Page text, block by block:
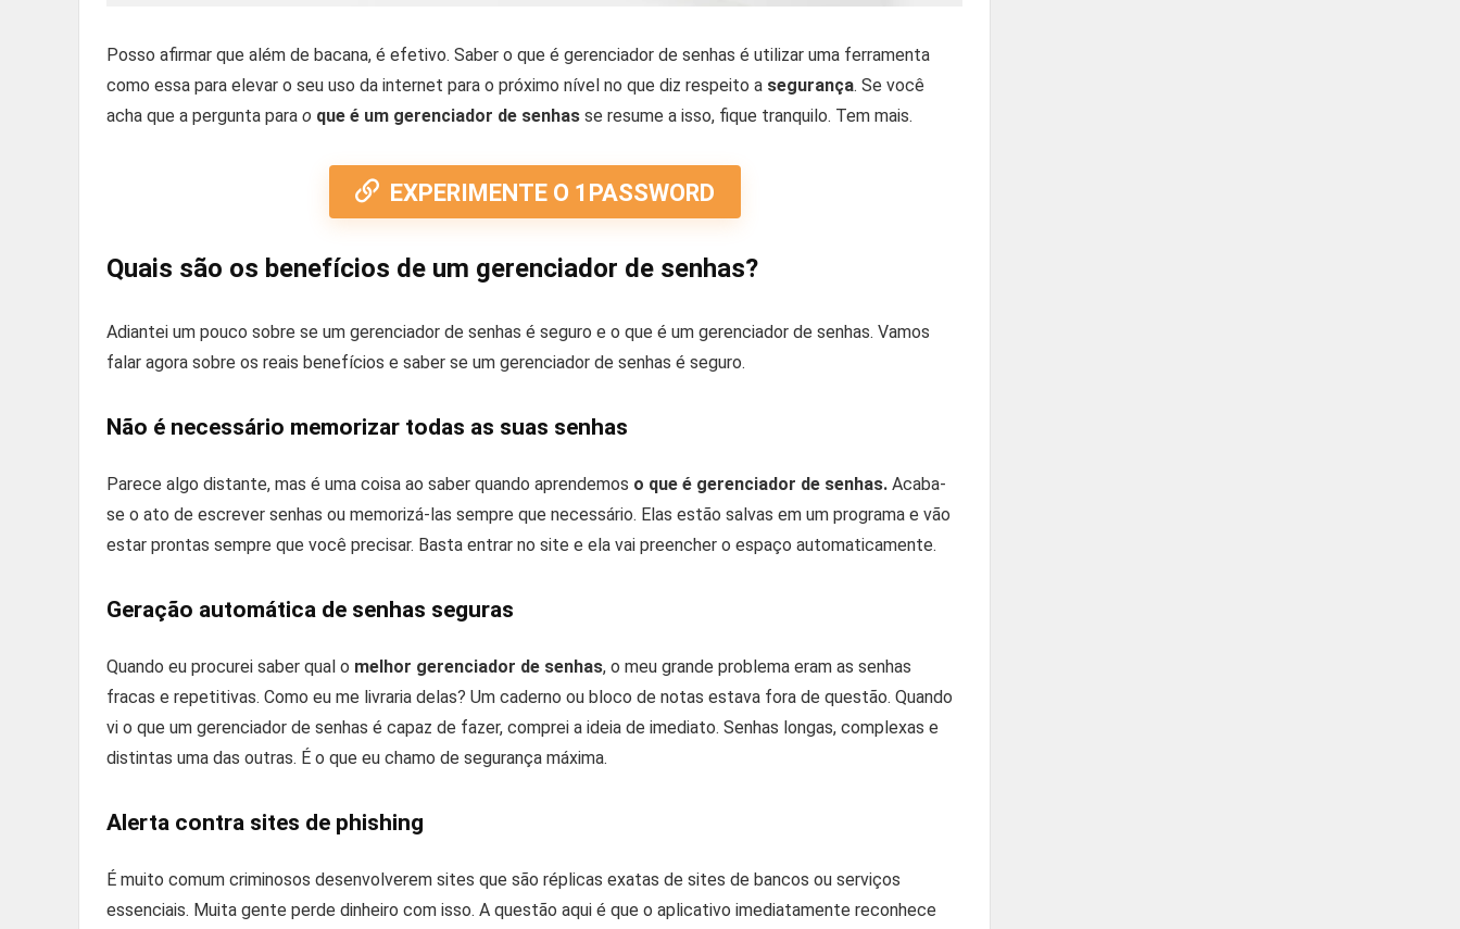
Posso afirmar que além de bacana, é efetivo. Saber o que é gerenciador de senhas é utilizar uma ferramenta
como essa para elevar o seu uso da internet para o próximo nível no que diz respeito a segurança. Se você
acha que a pergunta para o que é um gerenciador de senhas se resume a isso, fique tranquilo. Tem mais.
EXPERIMENTE O 1PASSWORD
Quais são os benefícios de um gerenciador de senhas?
Adiantei um pouco sobre se um gerenciador de senhas é seguro e o que é um gerenciador de senhas. Vamos
falar agora sobre os reais benefícios e saber se um gerenciador de senhas é seguro.
Não é necessário memorizar todas as suas senhas
Parece algo distante, mas é uma coisa ao saber quando aprendemos o que é gerenciador de senhas. Acaba-
se o ato de escrever senhas ou memorizá-las sempre que necessário. Elas estão salvas em um programa e vão
estar prontas sempre que você precisar. Basta entrar no site e ela vai preencher o espaço automaticamente.
Geração automática de senhas seguras
Quando eu procurei saber qual o melhor gerenciador de senhas, o meu grande problema eram as senhas
fracas e repetitivas. Como eu me livraria delas? Um caderno ou bloco de notas estava fora de questão. Quando
vi o que um gerenciador de senhas é capaz de fazer, comprei a ideia de imediato. Senhas longas, complexas e
distintas uma das outras. É o que eu chamo de segurança máxima.
Alerta contra sites de phishing
É muito comum criminosos desenvolverem sites que são réplicas exatas de sites de bancos ou serviços
essenciais. Muita gente perde dinheiro com isso. A questão aqui é que o aplicativo imediatamente reconhece